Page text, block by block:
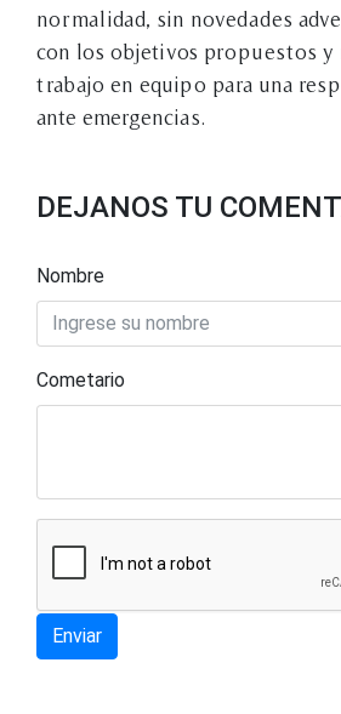
normalidad, sin novedades
con los objetivos propuestos y
trabajo en equipo para una
ante emergencias.
DEJANOS TU
Nombre
Cometario
Enviar